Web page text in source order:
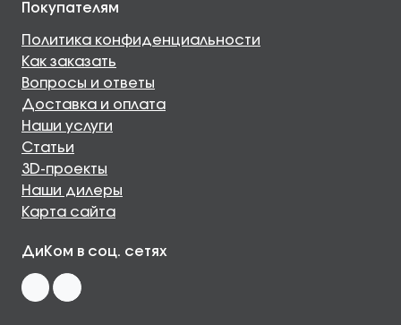
Покупателям
Политика конфиденциальности
Как заказать
Вопросы и ответы
Доставка и оплата
Наши услуги
Статьи
3D-проекты
Наши дилеры
Карта сайта
ДиКом в соц. сетях